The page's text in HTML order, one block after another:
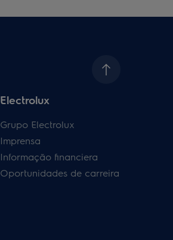
Electrolux
Grupo Electrolux
Imprensa
Informação financiera
Oportunidades de carreira